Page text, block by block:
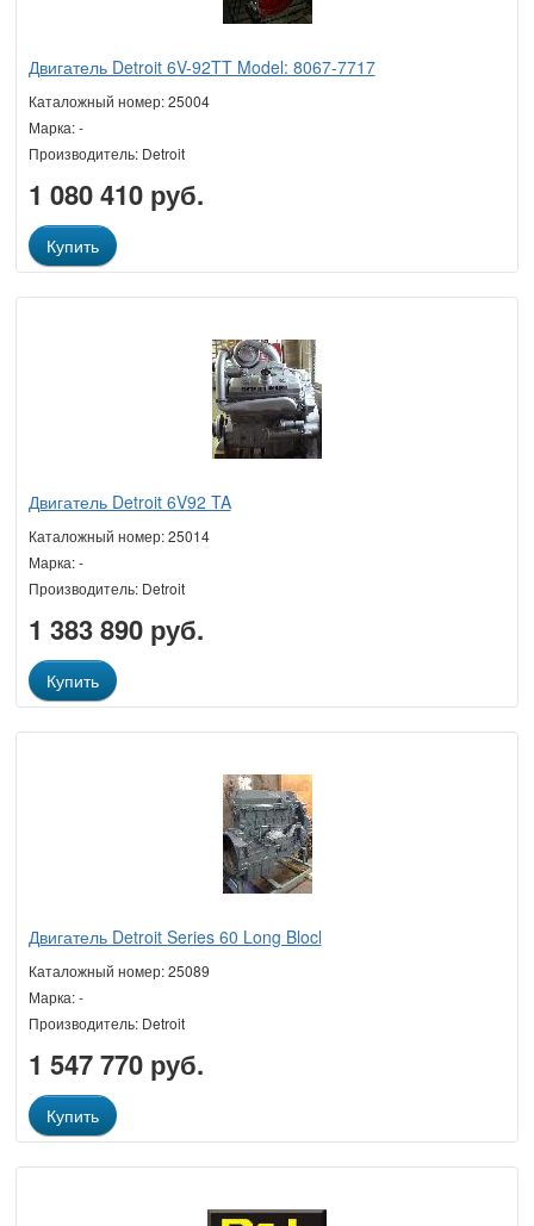
Двигатель Detroit 6V-92TT Model: 8067-7717
Каталожный номер: 25004
Марка: -
Производитель: Detroit
1 080 410 руб.
Купить
Двигатель Detroit 6V92 TA
Каталожный номер: 25014
Марка: -
Производитель: Detroit
1 383 890 руб.
Купить
Двигатель Detroit Series 60 Long Blocl
Каталожный номер: 25089
Марка: -
Производитель: Detroit
1 547 770 руб.
Купить